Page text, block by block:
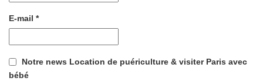
E-mail *
Notre news Location de puériculture & visiter Paris avec
bébé